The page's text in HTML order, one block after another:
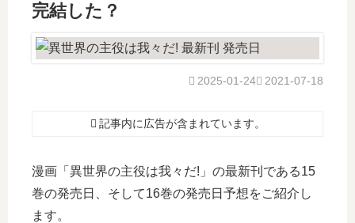
完結した？
2021-07-18
2025-01-24
記事内に広告が含まれています。
漫画「異世界の主役は我々だ!」の最新刊である15
巻の発売日、そして16巻の発売日予想をご紹介し
ます。